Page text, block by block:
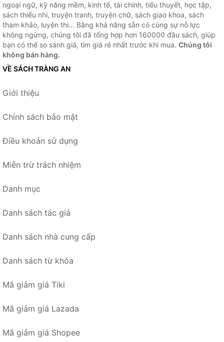
ngoại ngữ, kỹ năng mềm, kinh tế, tài chính, tiểu thuyết, học tập,
sách thiếu nhi, truyện tranh, truyện chữ, sách giao khoa, sách
tham khảo, luyện thi... Bằng khả năng sẵn có cùng sự nỗ lực
không ngừng, chúng tôi đã tổng hợp hơn 160000 đầu sách, giúp
bạn có thể so sánh giá, tìm giá rẻ nhất trước khi mua. Chúng tôi
không bán hàng.
VỀ SÁCH TRÀNG AN
Giới thiệu
Chính sách bảo mật
Điều khoản sử dụng
Miễn trừ trách nhiệm
Danh mục
Danh sách tác giả
Danh sách nhà cung cấp
Danh sách từ khóa
Mã giảm giá Tiki
Mã giảm giá Lazada
Mã giảm giá Shopee